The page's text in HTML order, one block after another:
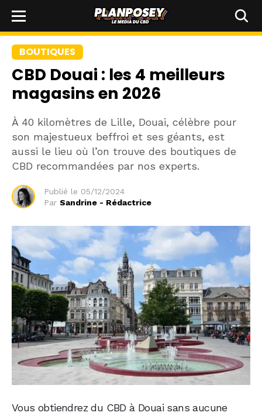
BOUTIQUES
CBD Douai : les 4 meilleurs
magasins en 2026
À 40 kilomètres de Lille, Douai, célèbre pour
son majestueux beffroi et ses géants, est
aussi le lieu où l’on trouve des boutiques de
CBD recommandées par nos experts.
Publié le 05/12/2024
Par Sandrine - Rédactrice
Vous obtiendrez du CBD à Douai sans aucune